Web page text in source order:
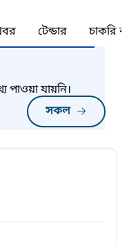
টেন্ডার চাকরি
সকল
পাওয়া যায়নি।